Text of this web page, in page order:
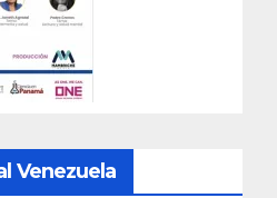
Venezuela